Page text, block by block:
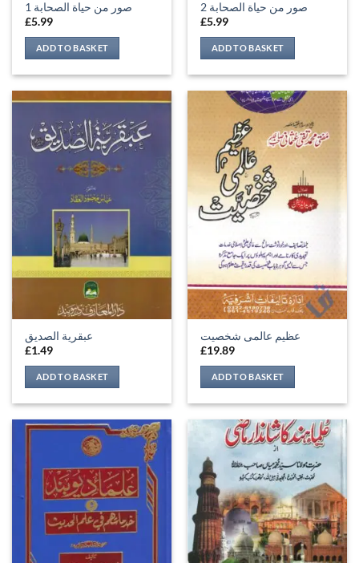
صور من حياة الصحابة 1
£5.99
ADD TO BASKET
صور من حياة الصحابة 2
£5.99
ADD TO BASKET
عبقرية الصديق
£1.49
ADD TO BASKET
عظیم عالمی شخصیت
£19.89
ADD TO BASKET